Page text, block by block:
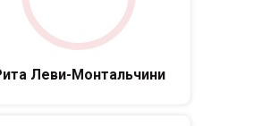
Леви-Монтальчини